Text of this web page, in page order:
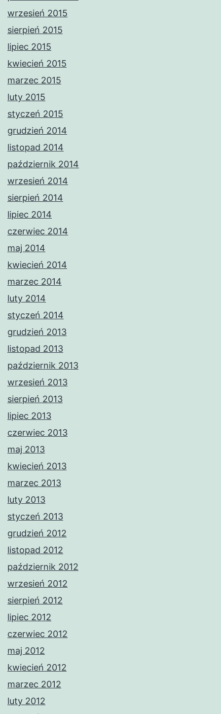
wrzesień 2015
sierpień 2015
lipiec 2015
kwiecień 2015
marzec 2015
luty 2015
styczeń 2015
grudzień 2014
listopad 2014
październik 2014
wrzesień 2014
sierpień 2014
lipiec 2014
czerwiec 2014
maj 2014
kwiecień 2014
marzec 2014
luty 2014
styczeń 2014
grudzień 2013
listopad 2013
październik 2013
wrzesień 2013
sierpień 2013
lipiec 2013
czerwiec 2013
maj 2013
kwiecień 2013
marzec 2013
luty 2013
styczeń 2013
grudzień 2012
listopad 2012
październik 2012
wrzesień 2012
sierpień 2012
lipiec 2012
czerwiec 2012
maj 2012
kwiecień 2012
marzec 2012
luty 2012